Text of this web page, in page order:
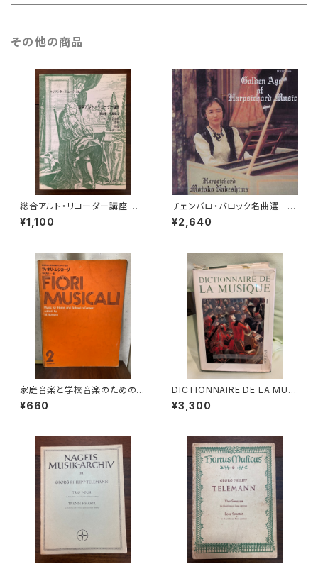
古楽以外
その他の商品
総合アルト・リコーダー講座 第3
巻 中級編2 リズムと拍節 音程
和音 カデンツ【著者：マリアン
¥1,100
チェンバロ・バロック名曲選 G
olden Age of Harpsichord
Music 【演奏：鍋島元子】
¥2,640
家庭音楽と学校音楽のための小
合奏 フィオリ・ムジカーリ2【著
者：野村満男】出版社：全音楽譜
¥660
DICTIONNAIRE DE LA MUSI
QUE Ⅰ :les mens et leurs
œuvres『音楽辞典：人物とその
970年
¥3,300